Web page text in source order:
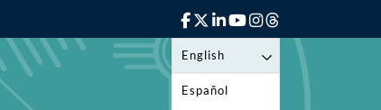
English
Español